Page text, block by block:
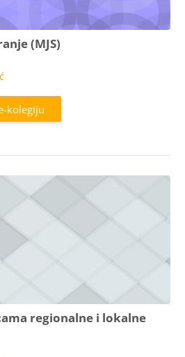
(MJS)
kolegiju
regionalne i lokalne